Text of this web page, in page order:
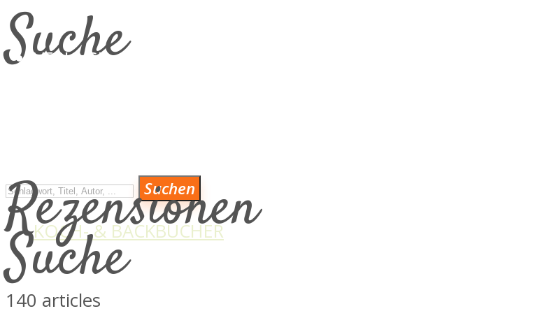
Suche
Suchen
KOCH- & BACKBÜCHER
KULINARISCH AUF REISEN
MAGAZIN & NEWS
ÜBER MICH
VERLAGE
Suche
Rezensionen
140 articles